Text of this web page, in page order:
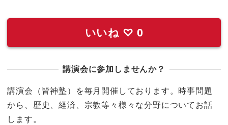
いいね ♡ 0
講演会に参加しませんか？
講演会（皆神塾）を毎月開催しております。時事問題
から、歴史、経済、宗教等々様々な分野についてお話
します。